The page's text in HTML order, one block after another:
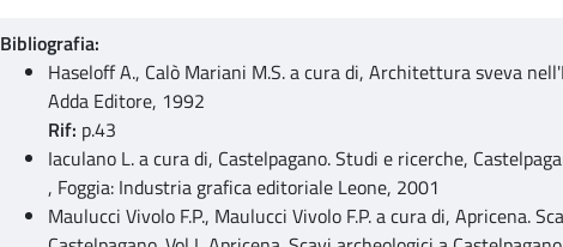
Bibliografia:
Haseloff A., Calò Mariani M.S. a cura di, Architettura sveva
Adda Editore, 1992
Rif: p.43
Iaculano L. a cura di, Castelpagano. Studi e ricerche,
, Foggia: Industria grafica editoriale Leone, 2001
Maulucci Vivolo F.P., Maulucci Vivolo F.P. a cura di, Apricena.